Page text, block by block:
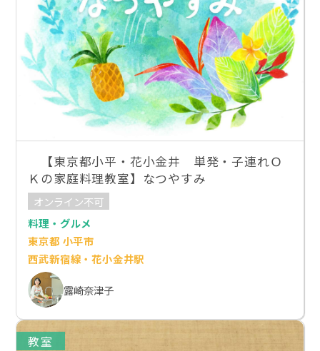
【東京都小平・花小金井 単発・子連れＯ
Ｋの家庭料理教室】なつやすみ
オンライン不可
料理・グルメ
東京都 小平市
西武新宿線・花小金井駅
露崎奈津子
教室